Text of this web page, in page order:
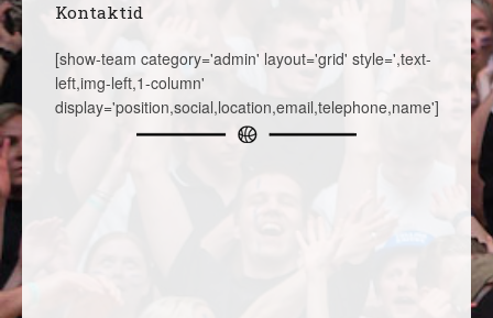
Kontaktid
[show-team category='admin' layout='grid' style=',text-
left,img-left,1-column'
display='position,social,location,email,telephone,name']